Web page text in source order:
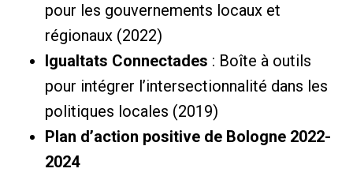
pour les gouvernements locaux et
régionaux (2022)
Igualtats Connectades : Boîte à outils
pour intégrer l’intersectionnalité dans les
politiques locales (2019)
Plan d’action positive de Bologne 2022-
2024